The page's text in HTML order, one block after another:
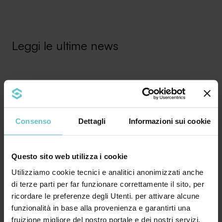
Consenso Dettagli Informazioni sui cookie
Questo sito web utilizza i cookie
Utilizziamo cookie tecnici e analitici anonimizzati anche
di terze parti per far funzionare correttamente il sito, per
ricordare le preferenze degli Utenti. per attivare alcune
funzionalità in base alla provenienza e garantirti una
fruizione migliore del nostro portale e dei nostri servizi.
Leggi le ultime news
Finanza agevolata: il dizionario
Bando, contributo a fondo perduto, leasing,